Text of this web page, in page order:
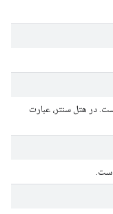
در هتل سنتر، عبارت